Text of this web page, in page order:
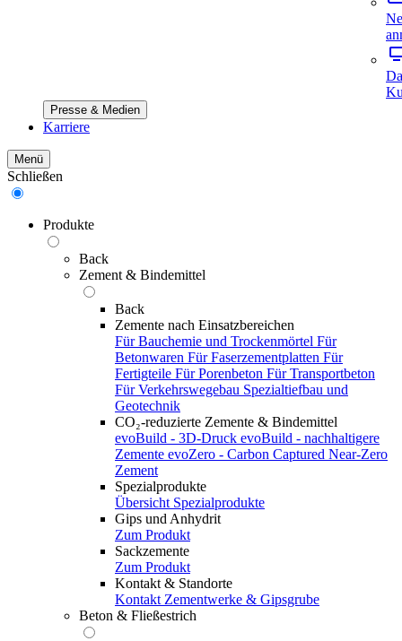
Presse & Medien
Karriere
Menü
Schließen
Produkte
Back
Zement & Bindemittel
Back
Zemente nach Einsatzbereichen
Für Bauchemie und Trockenmörtel Für
Betonwaren Für Faserzementplatten Für
Fertigteile Für Porenbeton Für Transportbeton
Für Verkehrswegebau Spezialtiefbau und
Geotechnik
CO₂-reduzierte Zemente & Bindemittel
evoBuild - 3D-Druck evoBuild - nachhaltigere
Zemente evoZero - Carbon Captured Near-Zero
Zement
Spezialprodukte
Übersicht Spezialprodukte
Gips und Anhydrit
Zum Produkt
Sackzemente
Zum Produkt
Kontakt & Standorte
Kontakt Zementwerke & Gipsgrube
Beton & Fließestrich